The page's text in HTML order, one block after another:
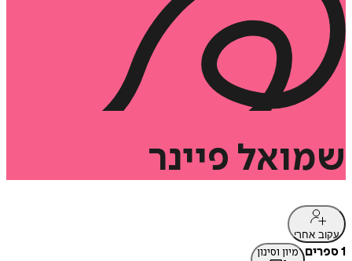
שמואל פיינר
עקוב אחרי
1 ספרים מיון וסינון